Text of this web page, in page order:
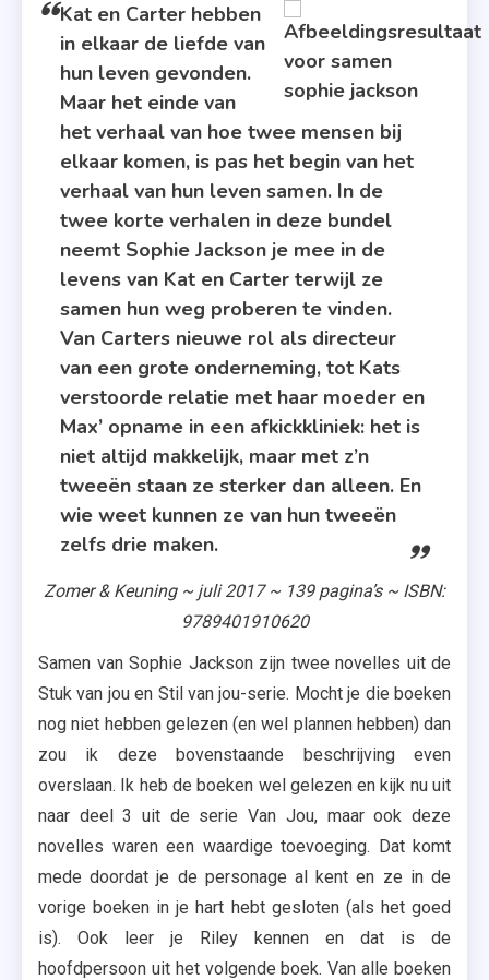
Kat en Carter hebben
in elkaar de liefde van
hun leven gevonden.
Maar het einde van
het verhaal van hoe twee mensen bij
elkaar komen, is pas het begin van het
verhaal van hun leven samen. In de
twee korte verhalen in deze bundel
neemt Sophie Jackson je mee in de
levens van Kat en Carter terwijl ze
samen hun weg proberen te vinden.
Van Carters nieuwe rol als directeur
van een grote onderneming, tot Kats
verstoorde relatie met haar moeder en
Max’ opname in een afkickkliniek: het is
niet altijd makkelijk, maar met z’n
tweeën staan ze sterker dan alleen. En
wie weet kunnen ze van hun tweeën
zelfs drie maken.
Zomer & Keuning ~ juli 2017 ~ 139 pagina’s ~ ISBN:
9789401910620
Samen van Sophie Jackson zijn twee novelles uit de
Stuk van jou en Stil van jou-serie. Mocht je die boeken
nog niet hebben gelezen (en wel plannen hebben) dan
zou ik deze bovenstaande beschrijving even
overslaan. Ik heb de boeken wel gelezen en kijk nu uit
naar deel 3 uit de serie Van Jou, maar ook deze
novelles waren een waardige toevoeging. Dat komt
mede doordat je de personage al kent en ze in de
vorige boeken in je hart hebt gesloten (als het goed
is). Ook leer je Riley kennen en dat is de
hoofdpersoon uit het volgende boek. Van alle boeken